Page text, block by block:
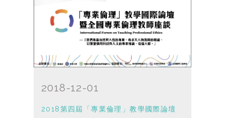
2018-12-01
2018第四屆「專業倫理」教學國際論壇